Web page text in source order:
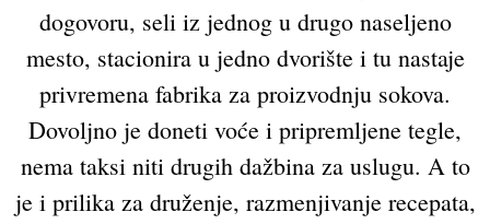
dogovoru, seli iz jednog u drugo naseljeno
mesto, stacionira u jedno dvorište i tu nastaje
privremena fabrika za proizvodnju sokova.
Dovoljno je doneti voće i pripremljene tegle,
nema taksi niti drugih dažbina za uslugu. A to
je i prilika za druženje, razmenjivanje recepata,